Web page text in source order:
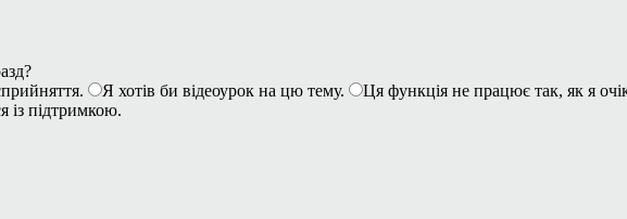
Я хотів би відеоурок на цю тему.
Ця функція не працює так, як я
із підтримкою.